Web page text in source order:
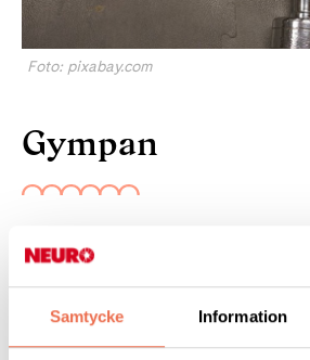
Samtycke Information
Foto: pixabay.com
Gympan
Gruppträning speciellt anpassad
bibehålla och förbättra funktion och